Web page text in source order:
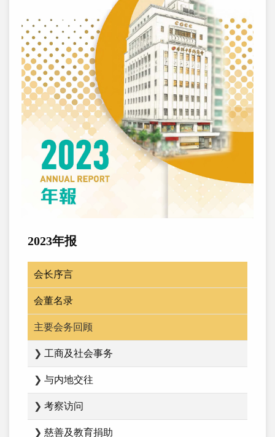
2023年报
会长序言
会董名录
主要会务回顾
❯ 工商及社会事务
❯ 与内地交往
❯ 考察访问
❯ 慈善及教育捐助